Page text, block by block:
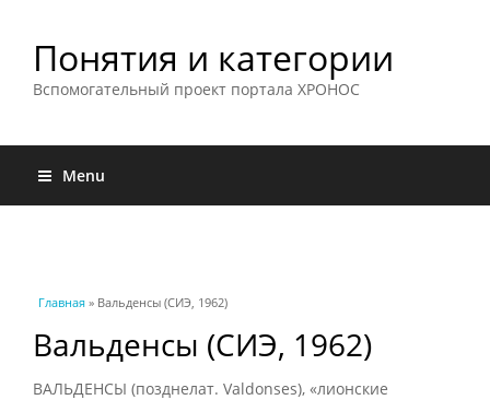
Понятия и категории
Вспомогательный проект портала ХРОНОС
Menu
Вы здесь
Главная » Вальденсы (СИЭ, 1962)
Вальденсы (СИЭ, 1962)
ВАЛЬДЕНСЫ (позднелат. Valdonses), «лионские